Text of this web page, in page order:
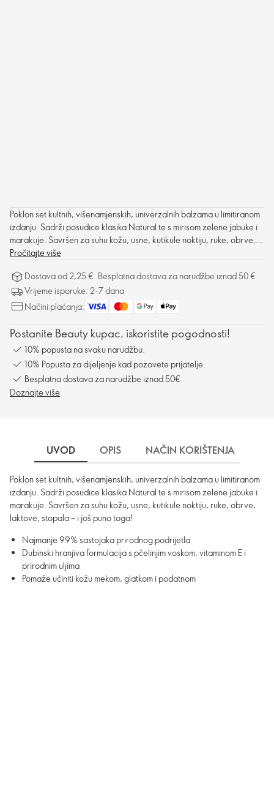
Poklon set kultnih, višenamjenskih, univerzalnih balzama u limitiranom
izdanju. Sadrži posudice klasika Natural te s mirisom zelene jabuke i
marakuje. Savršen za suhu kožu, usne, kutikule noktiju, ruke, obrve,
laktove, stopala – i još puno toga!
Pročitajte više
Dostava od 2,25 €. Besplatna dostava za narudžbe iznad 50 €
Vrijeme isporuke: 2-7 dana
Načini plaćanja:
Postanite Beauty kupac, iskoristite pogodnosti!
10% popusta na svaku narudžbu.
10% Popusta za dijeljenje kad pozovete prijatelje.
Besplatna dostava za narudžbe iznad 50€.
Doznajte više
UVOD OPIS NAČIN KORIŠTENJA
Poklon set kultnih, višenamjenskih, univerzalnih balzama u limitiranom
izdanju. Sadrži posudice klasika Natural te s mirisom zelene jabuke i
marakuje. Savršen za suhu kožu, usne, kutikule noktiju, ruke, obrve,
laktove, stopala – i još puno toga!
Najmanje 99% sastojaka prirodnog podrijetla
Dubinski hranjiva formulacija s pčelinjim voskom, vitaminom E i
prirodnim uljima
Pomaže učiniti kožu mekom, glatkom i podatnom